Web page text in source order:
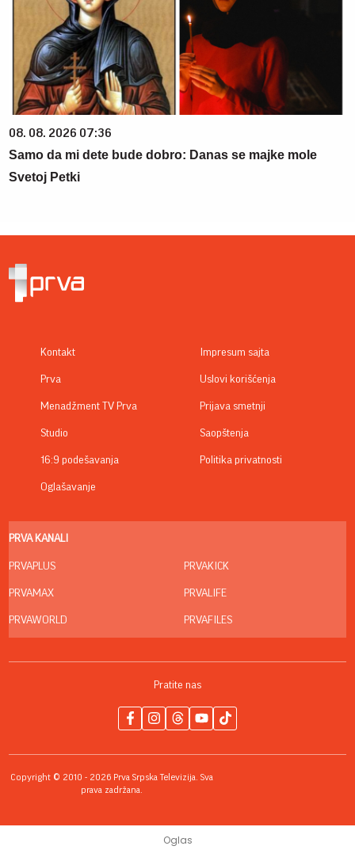
08. 08. 2026 07:36
Samo da mi dete bude dobro: Danas se majke mole
Svetoj Petki
Kontakt
Prva
Menadžment TV Prva
Studio
16:9 podešavanja
Oglašavanje
Impresum sajta
Uslovi korišćenja
Prijava smetnji
Saopštenja
Politika privatnosti
PRVA KANALI
PRVAPLUS
PRVAMAX
PRVAWORLD
PRVAKICK
PRVALIFE
PRVAFILES
Pratite nas
Copyright © 2010 - 2026 Prva Srpska Televizija. Sva
prava zadržana.